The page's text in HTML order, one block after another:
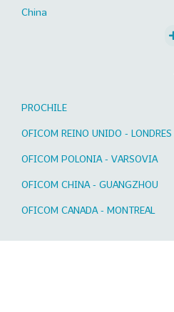
China
PROCHILE
OFICOM REINO UNIDO - LONDRES
OFICOM POLONIA - VARSOVIA
OFICOM CHINA - GUANGZHOU
OFICOM CANADA - MONTREAL